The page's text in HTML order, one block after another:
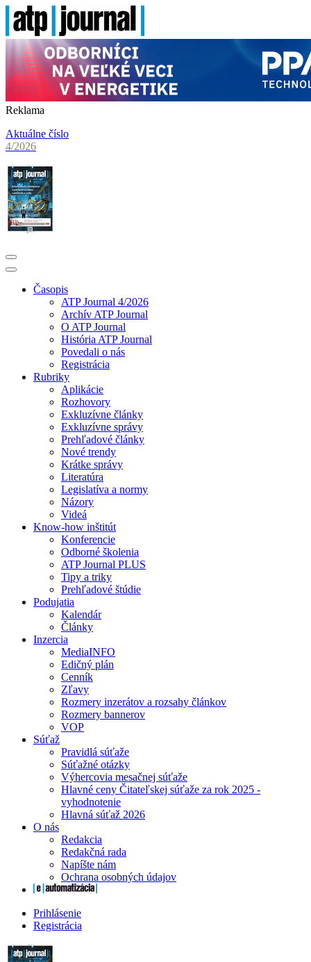
Reklama
Aktuálne číslo
4/2026
Časopis
ATP Journal 4/2026
Archív ATP Journal
O ATP Journal
História ATP Journal
Povedali o nás
Registrácia
Rubriky
Aplikácie
Rozhovory
Exkluzívne články
Exkluzívne správy
Prehľadové články
Nové trendy
Krátke správy
Literatúra
Legislatíva a normy
Názory
Videá
Know-how inštitút
Konferencie
Odborné školenia
ATP Journal PLUS
Tipy a triky
Prehľadové štúdie
Podujatia
Kalendár
Články
Inzercia
MediaINFO
Edičný plán
Cenník
Zľavy
Rozmery inzerátov a rozsahy článkov
Rozmery bannerov
VOP
Súťaž
Pravidlá súťaže
Súťažné otázky
Výhercovia mesačnej súťaže
Hlavné ceny Čitateľskej súťaže za rok 2025 -
vyhodnotenie
Hlavná súťaž 2026
O nás
Redakcia
Redakčná rada
Napíšte nám
Ochrana osobných údajov
Prihlásenie
Registrácia